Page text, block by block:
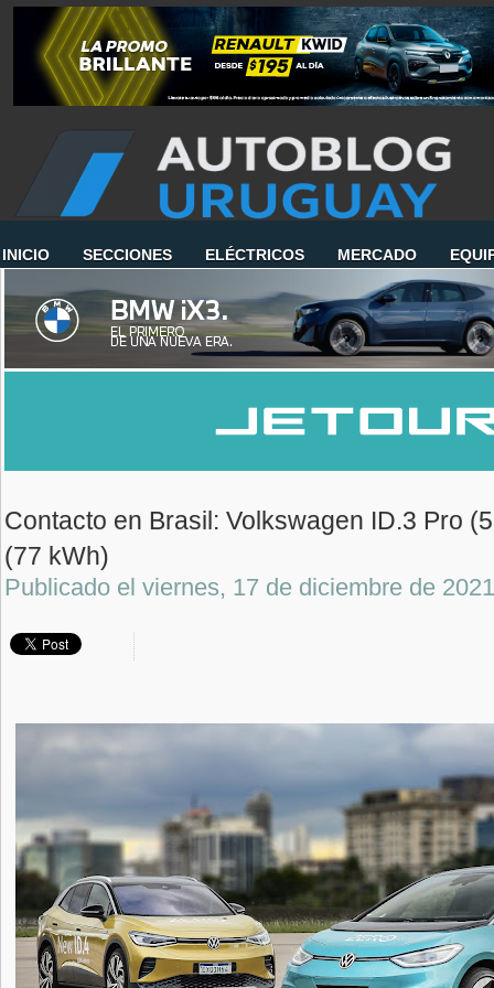
INICIO SECCIONES ELÉCTRICOS MERCADO
Contacto en Brasil: Volkswagen ID.3 Pro
(77 kWh)
Publicado el viernes, 17 de diciembre de 2021